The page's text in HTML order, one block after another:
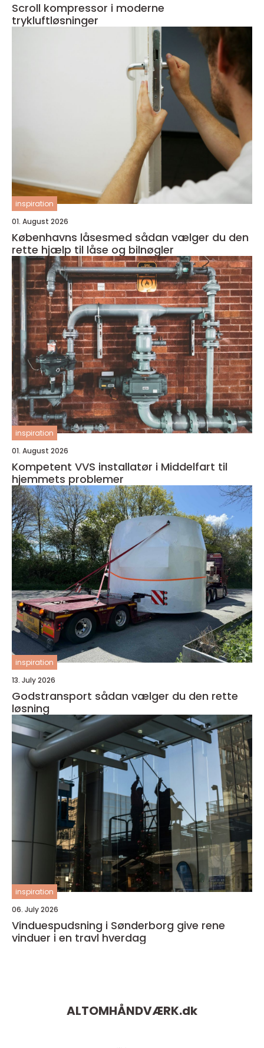
Scroll kompressor i moderne
trykluftløsninger
inspiration
01. August 2026
Københavns låsesmed sådan vælger du den
rette hjælp til låse og bilnøgler
inspiration
01. August 2026
Kompetent VVS installatør i Middelfart til
hjemmets problemer
inspiration
13. July 2026
Godstransport sådan vælger du den rette
løsning
inspiration
06. July 2026
Vinduespudsning i Sønderborg give rene
vinduer i en travl hverdag
ALTOMHÅNDVÆRK.dk